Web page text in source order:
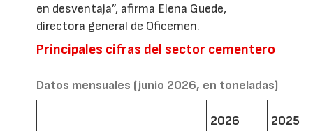
en desventaja”, afirma Elena Guede,
directora general de Oficemen.
Principales cifras del sector cementero
Datos mensuales (junio 2026, en toneladas)
2026 2025